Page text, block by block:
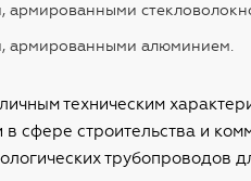
армированными
армированными алюминием.
техническим
сфере строительства и
трубопроводов